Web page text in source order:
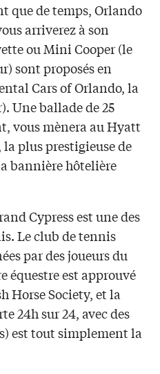
que de temps, Orlando
arriverez à son
ou Mini Cooper (le
sont proposés en
Cars of Orlando, la
Une ballade de 25
vous mènera au Hyatt
la plus prestigieuse de
bannière hôtelière
Cypress est une des
Le club de tennis
par des joueurs du
équestre est approuvé
Horse Society, et la
24h sur 24, avec des
est tout simplement la